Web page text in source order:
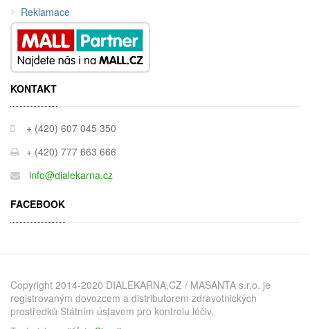
Reklamace
KONTAKT
+ (420) 607 045 350
+ (420) 777 663 666
info@dialekarna.cz
FACEBOOK
Copyright 2014-2020 DIALEKARNA.CZ / MASANTA s.r.o. je
registrovaným dovozcem a distributorem zdravotnických
prostředků Státním ústavem pro kontrolu léčiv.